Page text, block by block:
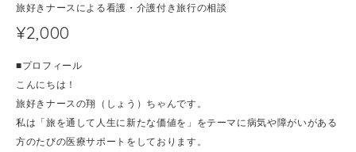
旅好きナースによる看護・介護付き旅行の相談
¥2,000
■プロフィール
こんにちは！
旅好きナースの翔（しょう）ちゃんです。
私は「旅を通して人生に新たな価値を」をテーマに病気や障がいがある
方のたびの医療サポートをしております。